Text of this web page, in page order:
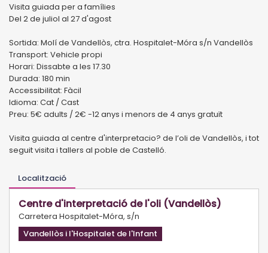
Visita guiada per a famílies
Del 2 de juliol al 27 d'agost
Sortida: Molí de Vandellòs, ctra. Hospitalet-Móra s/n Vandellòs
Transport: Vehicle propi
Horari: Dissabte a les 17.30
Durada: 180 min
Accessibilitat: Fàcil
Idioma: Cat / Cast
Preu: 5€ adults / 2€ -12 anys i menors de 4 anys gratuït
Visita guiada al centre d'interpretacio? de l’oli de Vandellòs, i tot
seguit visita i tallers al poble de Castelló.
Localització
Centre d'interpretació de l'oli (Vandellòs)
Carretera Hospitalet-Móra, s/n
Vandellòs i l'Hospitalet de l'Infant